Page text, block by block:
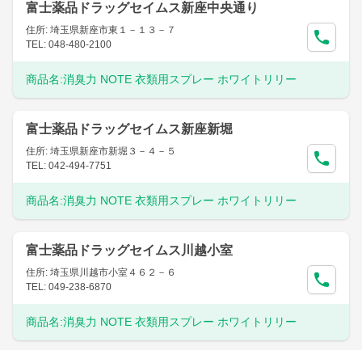
富士薬品ドラッグセイムス新座中央通り
住所: 埼玉県新座市東１－１３－７
TEL: 048-480-2100
商品名:消臭力 NOTE 衣類用スプレー ホワイトリリー
富士薬品ドラッグセイムス新座新堀
住所: 埼玉県新座市新堀３－４－５
TEL: 042-494-7751
商品名:消臭力 NOTE 衣類用スプレー ホワイトリリー
富士薬品ドラッグセイムス川越小室
住所: 埼玉県川越市小室４６２－６
TEL: 049-238-6870
商品名:消臭力 NOTE 衣類用スプレー ホワイトリリー